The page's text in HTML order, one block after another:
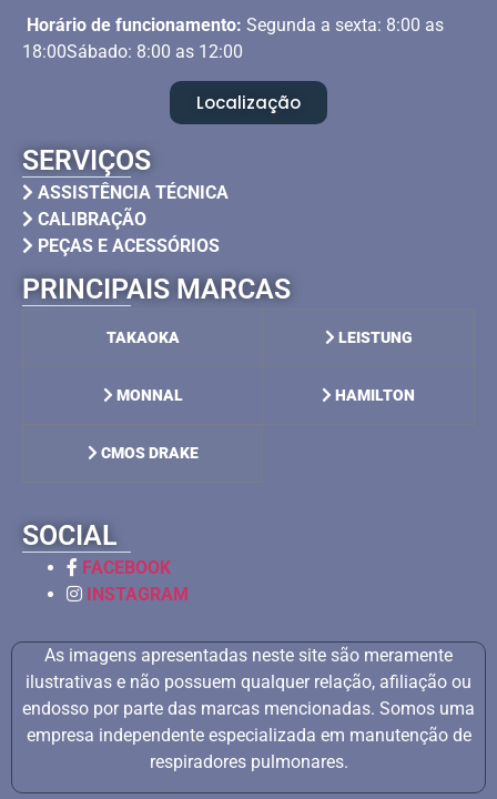
Horário de funcionamento: Segunda a sexta: 8:00 as
18:00Sábado: 8:00 as 12:00
Localização
SERVIÇOS
ASSISTÊNCIA TÉCNICA
CALIBRAÇÃO
PEÇAS E ACESSÓRIOS
PRINCIPAIS MARCAS
TAKAOKA LEISTUNG
MONNAL HAMILTON
CMOS DRAKE
SOCIAL
FACEBOOK
INSTAGRAM
As imagens apresentadas neste site são meramente
ilustrativas e não possuem qualquer relação, afiliação ou
endosso por parte das marcas mencionadas. Somos uma
empresa independente especializada em manutenção de
respiradores pulmonares.